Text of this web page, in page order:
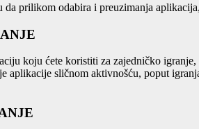
da prilikom odabira i preuzimanja
koju ćete koristiti za zajedničko
aplikacije sličnom aktivnošću, poput